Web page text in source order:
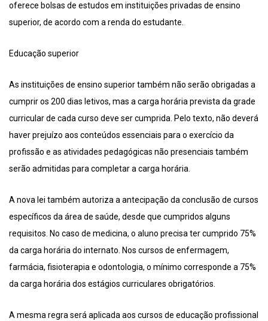
oferece bolsas de estudos em instituições privadas de ensino
superior, de acordo com a renda do estudante.
Educação superior
As instituições de ensino superior também não serão obrigadas a
cumprir os 200 dias letivos, mas a carga horária prevista da grade
curricular de cada curso deve ser cumprida. Pelo texto, não deverá
haver prejuízo aos conteúdos essenciais para o exercício da
profissão e as atividades pedagógicas não presenciais também
serão admitidas para completar a carga horária.
A nova lei também autoriza a antecipação da conclusão de cursos
específicos da área de saúde, desde que cumpridos alguns
requisitos. No caso de medicina, o aluno precisa ter cumprido 75%
da carga horária do internato. Nos cursos de enfermagem,
farmácia, fisioterapia e odontologia, o mínimo corresponde a 75%
da carga horária dos estágios curriculares obrigatórios.
A mesma regra será aplicada aos cursos de educação profissional